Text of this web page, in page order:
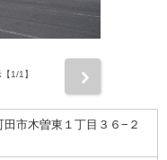
1/1】
田市木曽東１丁目３６−２